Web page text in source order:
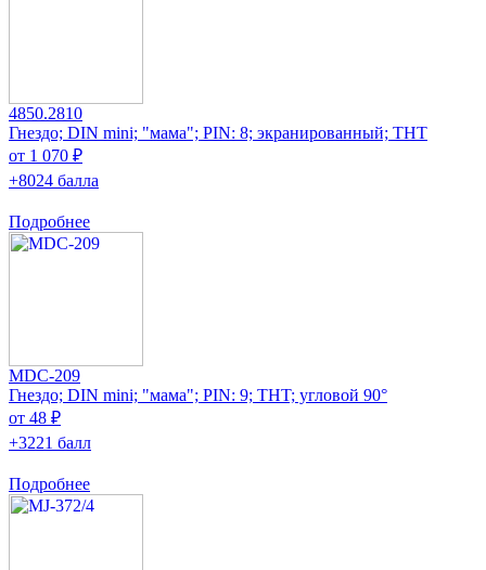
4850.2810
Гнездо; DIN mini; "мама"; PIN: 8; экранированный; THT
от 1 070 ₽
+8024 балла
Подробнее
MDC-209
Гнездо; DIN mini; "мама"; PIN: 9; THT; угловой 90°
от 48 ₽
+3221 балл
Подробнее